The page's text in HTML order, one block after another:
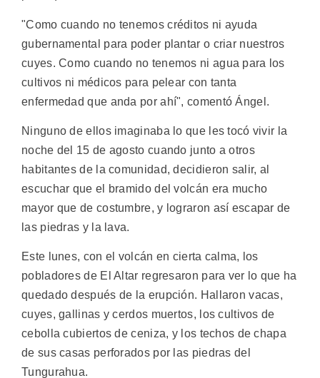
"Como cuando no tenemos créditos ni ayuda
gubernamental para poder plantar o criar nuestros
cuyes. Como cuando no tenemos ni agua para los
cultivos ni médicos para pelear con tanta
enfermedad que anda por ahí", comentó Ángel.
Ninguno de ellos imaginaba lo que les tocó vivir la
noche del 15 de agosto cuando junto a otros
habitantes de la comunidad, decidieron salir, al
escuchar que el bramido del volcán era mucho
mayor que de costumbre, y lograron así escapar de
las piedras y la lava.
Este lunes, con el volcán en cierta calma, los
pobladores de El Altar regresaron para ver lo que ha
quedado después de la erupción. Hallaron vacas,
cuyes, gallinas y cerdos muertos, los cultivos de
cebolla cubiertos de ceniza, y los techos de chapa
de sus casas perforados por las piedras del
Tungurahua.